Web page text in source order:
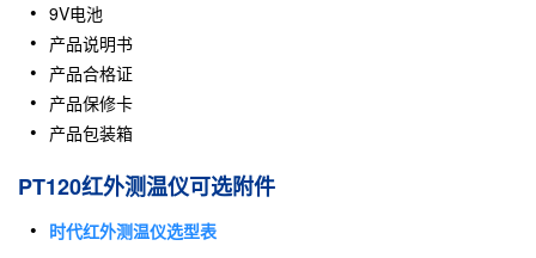
9V电池
产品说明书
产品合格证
产品保修卡
产品包装箱
PT120红外测温仪可选附件
时代红外测温仪选型表